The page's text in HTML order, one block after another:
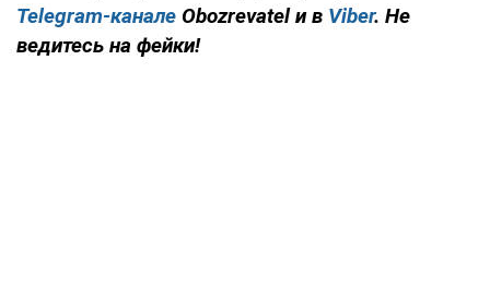
Telegram-канале Obozrevatel и в Viber. Не
ведитесь на фейки!